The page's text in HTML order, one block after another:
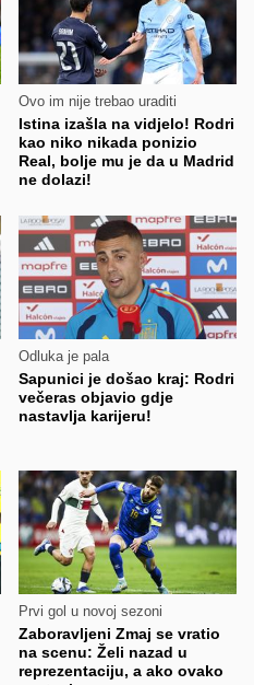
Ovo im nije trebao uraditi
Istina izašla na vidjelo! Rodri
kao niko nikada ponizio
Real, bolje mu je da u Madrid
ne dolazi!
Odluka je pala
Sapunici je došao kraj: Rodri
večeras objavio gdje
nastavlja karijeru!
Prvi gol u novoj sezoni
Zaboravljeni Zmaj se vratio
na scenu: Želi nazad u
reprezentaciju, a ako ovako